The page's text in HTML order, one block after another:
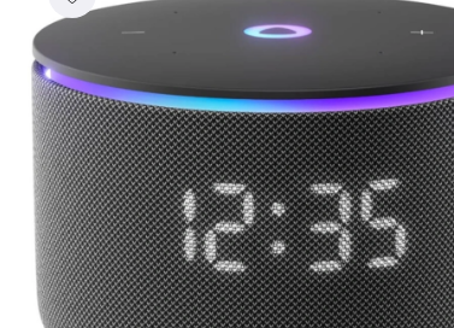
Контакты
Гарантия
Оплата
Доставка
Самовывоз